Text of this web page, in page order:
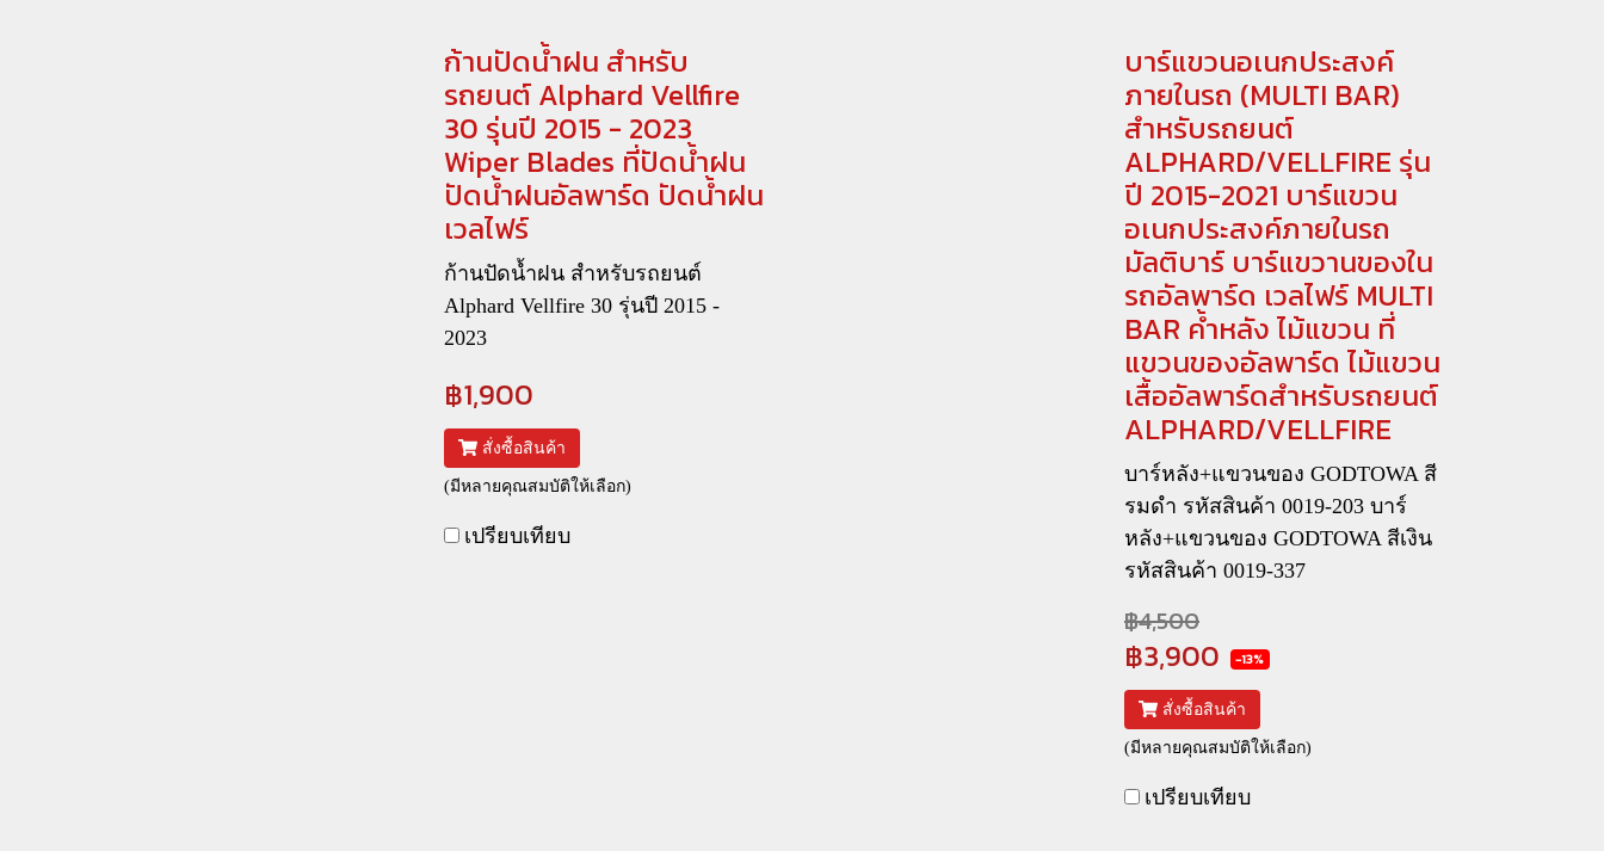
ก้านปัดน้ำฝน สำหรับ
รถยนต์ Alphard Vellfire
30 รุ่นปี 2015 - 2023
Wiper Blades ที่ปัดน้ำฝน
ปัดน้ำฝนอัลพาร์ด ปัดน้ำฝน
เวลไฟร์
ก้านปัดน้ำฝน สำหรับรถยนต์
Alphard Vellfire 30 รุ่นปี 2015 -
2023
฿1,900
สั่งซื้อสินค้า
(มีหลายคุณสมบัติให้เลือก)
เปรียบเทียบ
บาร์แขวนอเนกประสงค์
ภายในรถ (MULTI BAR)
สำหรับรถยนต์
ALPHARD/VELLFIRE รุ่น
ปี 2015-2021 บาร์แขวน
อเนกประสงค์ภายในรถ
มัลติบาร์ บาร์แขวานของใน
รถอัลพาร์ด เวลไฟร์ MULTI
BAR ค้ำหลัง ไม้แขวน ที่
แขวนของอัลพาร์ด ไม้แขวน
เสื้ออัลพาร์ดสำหรับรถยนต์
ALPHARD/VELLFIRE
บาร์หลัง+แขวนของ GODTOWA สี
รมดำ รหัสสินค้า 0019-203 บาร์
หลัง+แขวนของ GODTOWA สีเงิน
รหัสสินค้า 0019-337
฿4,500
฿3,900 -13%
สั่งซื้อสินค้า
(มีหลายคุณสมบัติให้เลือก)
เปรียบเทียบ